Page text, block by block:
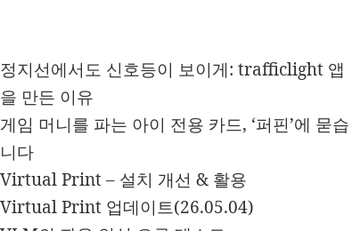
정지선에서도 신호등이 보이게: trafficlight 앱
을 만든 이유
게임 머니를 파는 아이 전용 카드, ‘퍼핀’에 묻습
니다
Virtual Print – 설치 개선 & 활용
Virtual Print 업데이트(26.05.04)